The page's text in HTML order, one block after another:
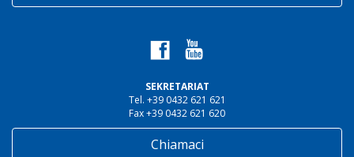
SEKRETARIAT
Tel. +39 0432 621 621
Fax +39 0432 621 620
Chiamaci